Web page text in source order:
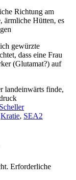
Richtung am
ärmliche Hütten, es
gewürzte
dass eine Frau
(Glutamat?) auf
landeinwärts finde,
Kratie, SEA2
Erforderliche